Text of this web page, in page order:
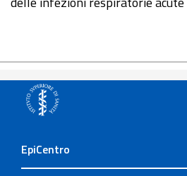
EpiCentro